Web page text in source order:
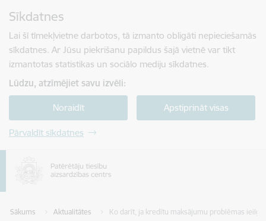
Sīkdatnes
Lai šī tīmekļvietne darbotos, tā izmanto obligāti nepieciešamās
sīkdatnes. Ar Jūsu piekrišanu papildus šajā vietnē var tikt
izmantotas statistikas un sociālo mediju sīkdatnes.
Lūdzu, atzīmējiet savu izvēli:
Noraidīt Apstiprināt visas
Pārvaldīt sīkdatnes
Sākums Aktualitātes Ko darīt, ja kredītu maksājumu problēmas